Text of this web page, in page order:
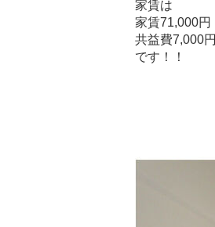
家賃は
家賃71,000円
共益費7,000円
です！！